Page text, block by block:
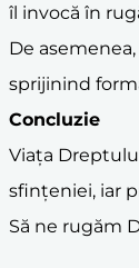
îl invocă în
De
sprijinind
Concluzie
Viața
sfințeniei, iar
Să ne rugăm